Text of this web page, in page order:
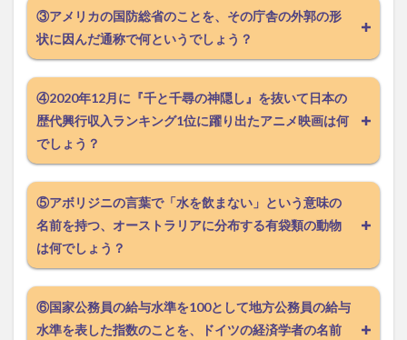
③アメリカの国防総省のことを、その庁舎の外郭の形
状に因んだ通称で何というでしょう？
④2020年12月に『千と千尋の神隠し』を抜いて日本の
歴代興行収入ランキング1位に躍り出たアニメ映画は何
でしょう？
⑤アボリジニの言葉で「水を飲まない」という意味の
名前を持つ、オーストラリアに分布する有袋類の動物
は何でしょう？
⑥国家公務員の給与水準を100として地方公務員の給与
水準を表した指数のことを、ドイツの経済学者の名前